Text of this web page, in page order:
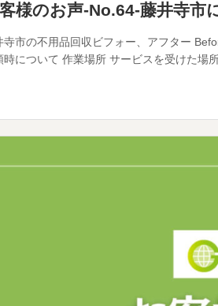
様のお声-No.64-藤井寺市
寺市の不用品回収ビフォー、アフター
時について 作業場所 サービスを受けた場